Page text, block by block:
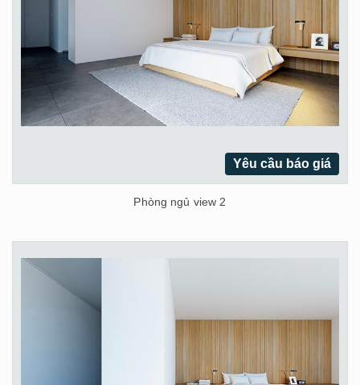
Yêu cầu báo giá
Phòng ngủ view 2